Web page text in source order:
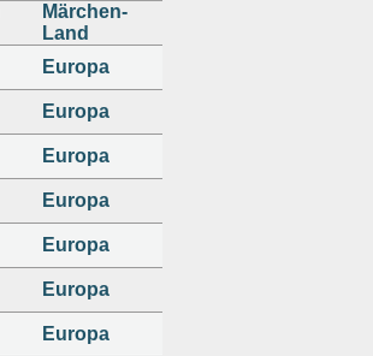
Märchen-
Land
Europa
Europa
Europa
Europa
Europa
Europa
Europa